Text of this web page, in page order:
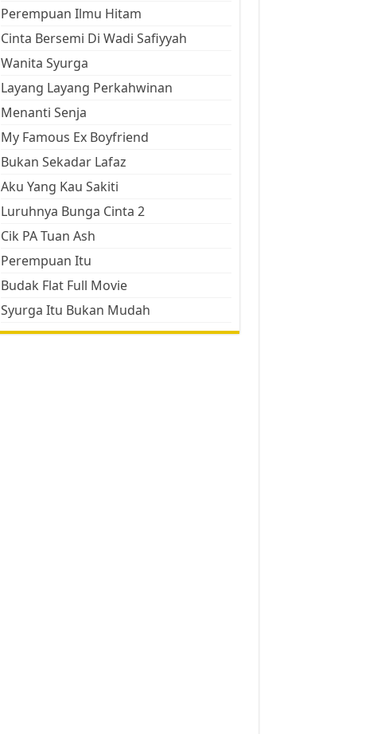
Perempuan Ilmu Hitam
Cinta Bersemi Di Wadi Safiyyah
Wanita Syurga
Layang Layang Perkahwinan
Menanti Senja
My Famous Ex Boyfriend
Bukan Sekadar Lafaz
Aku Yang Kau Sakiti
Luruhnya Bunga Cinta 2
Cik PA Tuan Ash
Perempuan Itu
Budak Flat Full Movie
Syurga Itu Bukan Mudah